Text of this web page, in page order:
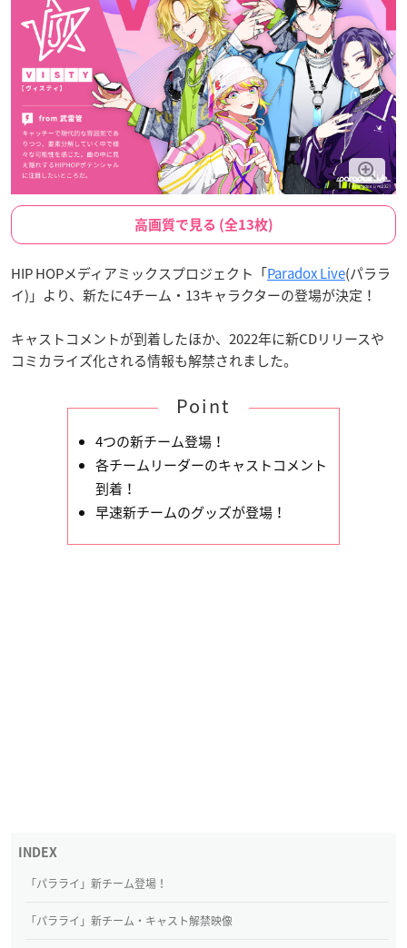
高画質で見る (全13枚)
HIP HOPメディアミックスプロジェクト「Paradox Live(パララ
イ)」より、新たに4チーム・13キャラクターの登場が決定！
キャストコメントが到着したほか、2022年に新CDリリースや
コミカライズ化される情報も解禁されました。
Point
4つの新チーム登場！
各チームリーダーのキャストコメント
到着！
早速新チームのグッズが登場！
「パラライ」新チーム登場！
「パラライ」新チーム・キャスト解禁映像